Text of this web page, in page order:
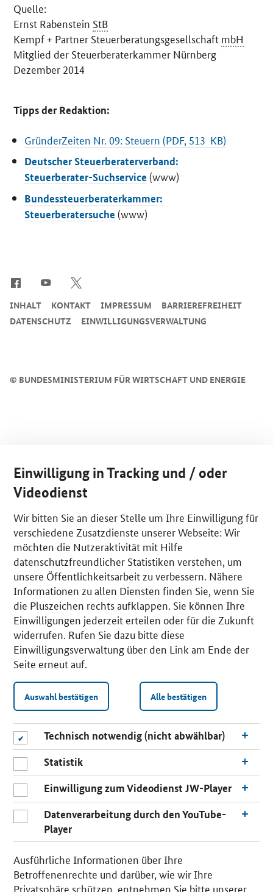
Quelle:
Ernst Rabenstein StB
Kempf + Partner Steuerberatungsgesellschaft mbH
Mitglied der Steuerberaterkammer Nürnberg
Dezember 2014
Tipps der Redaktion:
GründerZeiten Nr. 09: Steuern (PDF, 513 KB)
Deutscher Steuerberaterverband:
Steuerberater-Suchservice (www)
Bundessteuerberaterkammer:
Steuerberatersuche (www)
n
© BUNDESMINISTERIUM FÜR WIRTSCHAFT UND ENERGIE
INHALT KONTAKT IMPRESSUM
BARRIEREFREIHEIT
DATENSCHUTZ
EINWILLIGUNGSVERWALTUNG
Einwilligung in Tracking und / oder
Videodienst
Wir bitten Sie an dieser Stelle um Ihre Einwilligung für
verschiedene Zusatzdienste unserer Webseite: Wir
möchten die Nutzeraktivität mit Hilfe
datenschutzfreundlicher Statistiken verstehen, um
unsere Öffentlichkeitsarbeit zu verbessern. Nähere
Informationen zu allen Diensten finden Sie, wenn Sie
die Pluszeichen rechts aufklappen. Sie können Ihre
Einwilligungen jederzeit erteilen oder für die Zukunft
widerrufen. Rufen Sie dazu bitte diese
Einwilligungsverwaltung über den Link am Ende der
Seite erneut auf.
Auswahl bestätigen Alle bestätigen
Technisch notwendig (nicht abwählbar)
Statistik
Einwilligung zum Videodienst JW-Player
Datenverarbeitung durch den YouTube-
Player
Ausführliche Informationen über Ihre
Betroffenenrechte und darüber, wie wir Ihre
Privatsphäre schützen, entnehmen Sie bitte unserer